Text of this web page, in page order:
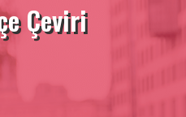
Çeviri